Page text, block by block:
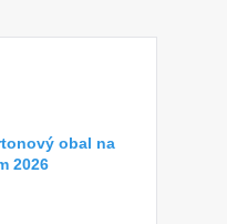
obal na
2026